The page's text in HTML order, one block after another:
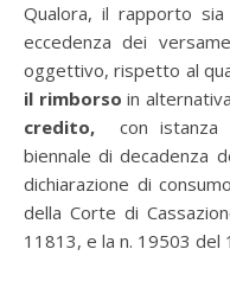
Qualora, il rapporto
eccedenza dei
oggettivo, rispetto al
il rimborso in
credito,
con
biennale di decadenza
dichiarazione di
della Corte di
11813, e la n. 19503 del